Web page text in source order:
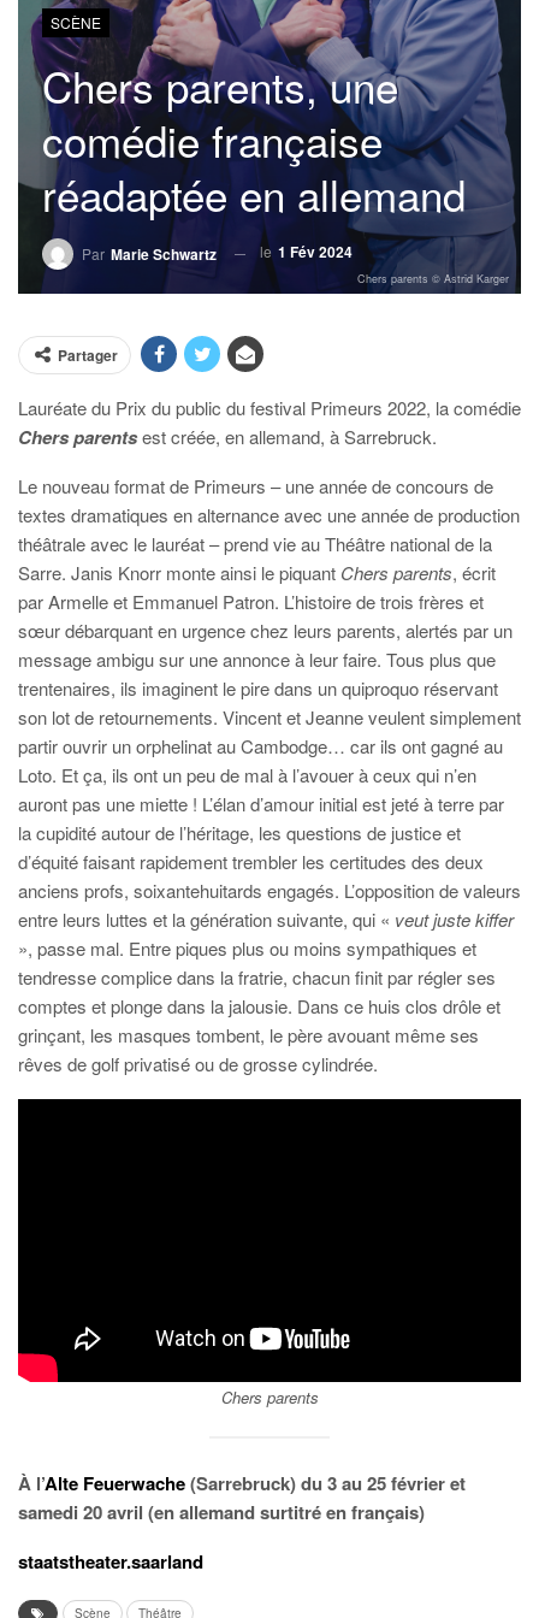
SCÈNE
Chers parents, une
comédie française
réadaptée en allemand
Par Marie Schwartz le 1 Fév 2024
Chers parents © Astrid Karger
Partager
Lauréate du Prix du public du festival Primeurs 2022, la comédie
Chers parentsest créée, en allemand, à Sarrebruck.
Le nouveau format de Primeurs – une année de concours de
textes dramatiques en alternance avec une année de production
théâtrale avec le lauréat – prend vie au Théâtre national de la
Sarre. Janis Knorr monte ainsi le piquant Chers parents, écrit
par Armelle et Emmanuel Patron. L’histoire de trois frères et
sœur débarquant en urgence chez leurs parents, alertés par un
message ambigu sur une annonce à leur faire. Tous plus que
trentenaires, ils imaginent le pire dans un quiproquo réservant
son lot de retournements. Vincent et Jeanne veulent simplement
partir ouvrir un orphelinat au Cambodge… car ils ont gagné au
Loto. Et ça, ils ont un peu de mal à l’avouer à ceux qui n’en
auront pas une miette ! L’élan d’amour initial est jeté à terre par
la cupidité autour de l’héritage, les questions de justice et
d’équité faisant rapidement trembler les certitudes des deux
anciens profs, soixantehuitards engagés. L’opposition de valeurs
entre leurs luttes et la génération suivante, qui « veut juste kiffer
», passe mal. Entre piques plus ou moins sympathiques et
tendresse complice dans la fratrie, chacun finit par régler ses
comptes et plonge dans la jalousie. Dans ce huis clos drôle et
grinçant, les masques tombent, le père avouant même ses
rêves de golf privatisé ou de grosse cylindrée.
Chers parents
À l’Alte Feuerwache(Sarrebruck) du 3 au 25 février et
samedi 20 avril (en allemand surtitré en français)
staatstheater.saarland
Scène Théâtre